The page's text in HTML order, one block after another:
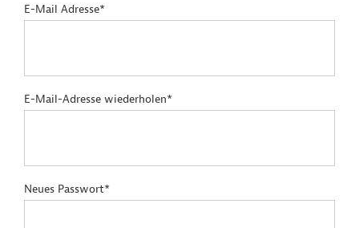
E-Mail Adresse*
E-Mail-Adresse wiederholen*
Neues Passwort*